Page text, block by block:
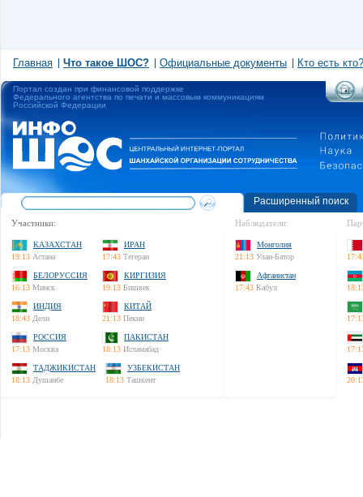
Главная Что такое ШОС? Официальные документы Кто есть кто?
Портал создан при финансовой поддержке
Федерального агентства по печати и массовым коммуникациям
Российской Федерации
Расширенный поиск
Участники:
КАЗАХСТАН
19:13 Астана
ИРАН
17:43 Тегеран
БЕЛОРУССИЯ
16:13 Минск
КИРГИЗИЯ
19:13 Бишкек
ИНДИЯ
18:43 Дели
КИТАЙ
21:13 Пекин
РОССИЯ
17:13 Москва
ПАКИСТАН
18:13 Исламабад
ТАДЖИКИСТАН
18:13 Душанбе
УЗБЕКИСТАН
18:13 Ташкент
Наблюдатели:
Монголия
21:13 Улан-Батор
Афганистан
17:43 Кабул